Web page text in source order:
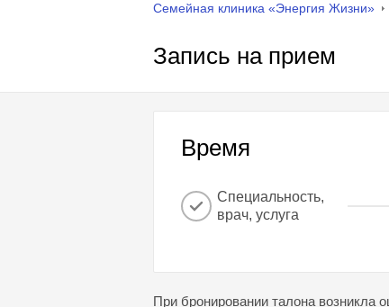
Семейная клиника «Энергия Жизни»
Запись на прием
Время
Специальность,
врач, услуга
При бронировании талона возникла